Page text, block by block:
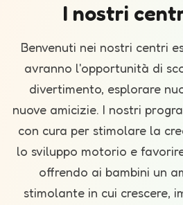
I nostri
Benvenuti nei nostri centri
avranno l'opportunità di
divertimento, esplorare
nuove amicizie. I nostri
con cura per stimolare la
lo sviluppo motorio e
offrendo ai bambini un
stimolante in cui crescere,